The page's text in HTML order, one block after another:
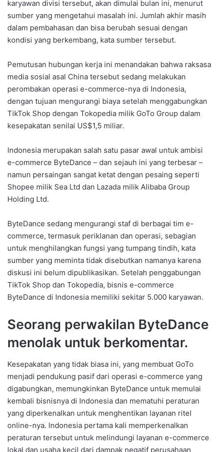
karyawan divisi tersebut, akan dimulai bulan ini, menurut
sumber yang mengetahui masalah ini. Jumlah akhir masih
dalam pembahasan dan bisa berubah sesuai dengan
kondisi yang berkembang, kata sumber tersebut.
Pemutusan hubungan kerja ini menandakan bahwa raksasa
media sosial asal China tersebut sedang melakukan
perombakan operasi e-commerce-nya di Indonesia,
dengan tujuan mengurangi biaya setelah menggabungkan
TikTok Shop dengan Tokopedia milik GoTo Group dalam
kesepakatan senilai US$1,5 miliar.
Indonesia merupakan salah satu pasar awal untuk ambisi
e-commerce ByteDance – dan sejauh ini yang terbesar –
namun persaingan sangat ketat dengan pesaing seperti
Shopee milik Sea Ltd dan Lazada milik Alibaba Group
Holding Ltd.
ByteDance sedang mengurangi staf di berbagai tim e-
commerce, termasuk periklanan dan operasi, sebagian
untuk menghilangkan fungsi yang tumpang tindih, kata
sumber yang meminta tidak disebutkan namanya karena
diskusi ini belum dipublikasikan. Setelah penggabungan
TikTok Shop dan Tokopedia, bisnis e-commerce
ByteDance di Indonesia memiliki sekitar 5.000 karyawan.
Seorang perwakilan ByteDance
menolak untuk berkomentar.
Kesepakatan yang tidak biasa ini, yang membuat GoTo
menjadi pendukung pasif dari operasi e-commerce yang
digabungkan, memungkinkan ByteDance untuk memulai
kembali bisnisnya di Indonesia dan mematuhi peraturan
yang diperkenalkan untuk menghentikan layanan ritel
online-nya. Indonesia pertama kali memperkenalkan
peraturan tersebut untuk melindungi layanan e-commerce
lokal dan usaha kecil dari dampak negatif perusahaan